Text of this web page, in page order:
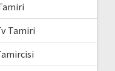
Tamiri